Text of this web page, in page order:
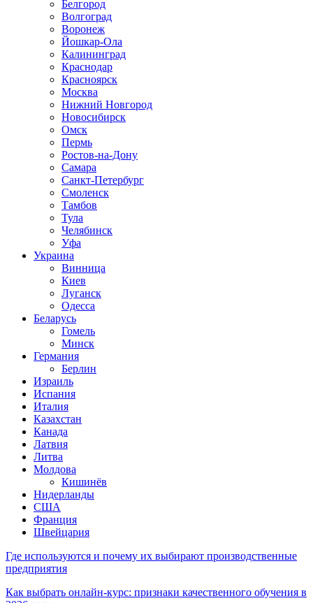
Белгород
Волгоград
Воронеж
Йошкар-Ола
Калининград
Краснодар
Красноярск
Москва
Нижний Новгород
Новосибирск
Омск
Пермь
Ростов-на-Дону
Самара
Санкт-Петербург
Смоленск
Тамбов
Тула
Челябинск
Уфа
Украина
Винница
Киев
Луганск
Одесса
Беларусь
Гомель
Минск
Германия
Берлин
Израиль
Испания
Италия
Казахстан
Канада
Латвия
Литва
Молдова
Кишинёв
Нидерланды
США
Франция
Швейцария
Где используются и почему их выбирают производственные
предприятия
Как выбрать онлайн-курс: признаки качественного обучения в